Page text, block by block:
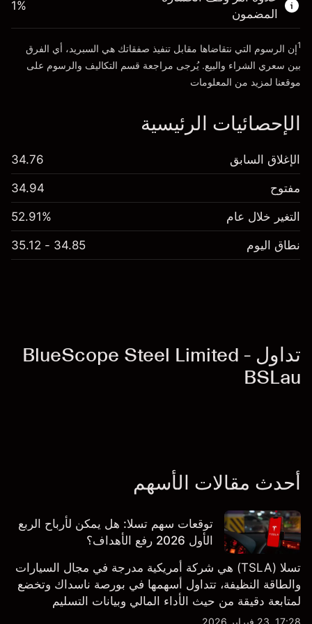
المضمون
1%
1إن الرسوم التي نتقاضاها مقابل تنفيذ صفقاتك هي السبريد، أي الفرق
بين سعري الشراء والبيع. يُرجى مراجعة قسم التكاليف والرسوم على
موقعنا لمزيد من المعلومات
الإحصائيات الرئيسية
الإغلاق السابق 34.76
مفتوح 34.94
التغير خلال عام 52.91%
نطاق اليوم 34.85 - 35.12
تداول BlueScope Steel Limited -
BSLau
أحدث مقالات الأسهم
توقعات سهم تسلا: هل يمكن لأرباح الربع
الأول 2026 رفع الأهداف؟
تسلا (TSLA) هي شركة أمريكية مدرجة في مجال السيارات
والطاقة النظيفة، تتداول أسهمها في بورصة ناسداك وتخضع
لمتابعة دقيقة من حيث الأداء المالي وبيانات التسليم
والتطورات في التكنولوجيا والتصنيع. استكشف أهداف أسعار
17:28, 23 فبراير 2026